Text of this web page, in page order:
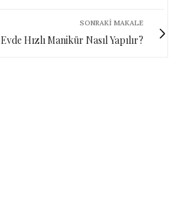
SONRAKI MAKALE
Evde Hızlı Manikür Nasıl Yapılır?